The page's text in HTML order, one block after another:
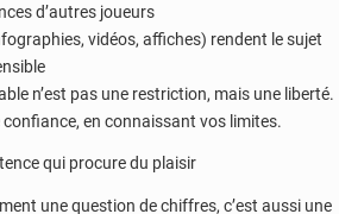
d’autres joueurs
vidéos, affiches) rendent le sujet
n’est pas une restriction, mais une liberté.
en connaissant vos limites.
qui procure du plaisir
une question de chiffres, c’est aussi une